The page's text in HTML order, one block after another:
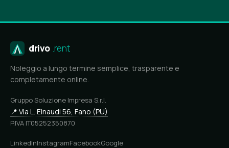
drivo .rent
Noleggio a lungo termine semplice, trasparente e
completamente online.
Gruppo Soluzione Impresa S.r.l.
📍 Via L. Einaudi 56, Fano (PU)
P.IVA IT05252350870
LinkedInInstagramFacebookGoogle